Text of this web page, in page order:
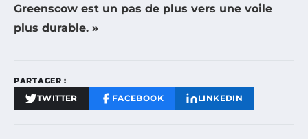
Greenscow est un pas de plus vers une voile
plus durable. »
PARTAGER :
TWITTER FACEBOOK LINKEDIN